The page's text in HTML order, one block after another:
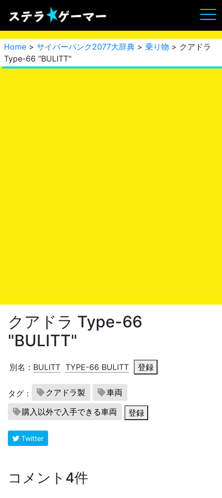
Home > サイバーパンク2077大辞典 > 乗り物 > クアドラ
Type-66 "BULITT"
クアドラ Type-66
"BULITT"
別名： BULITT TYPE-66 BULITT 登録
タグ： クアドラ製
車両
購入以外で入手できる車両
登録
Twitter
コメント4件